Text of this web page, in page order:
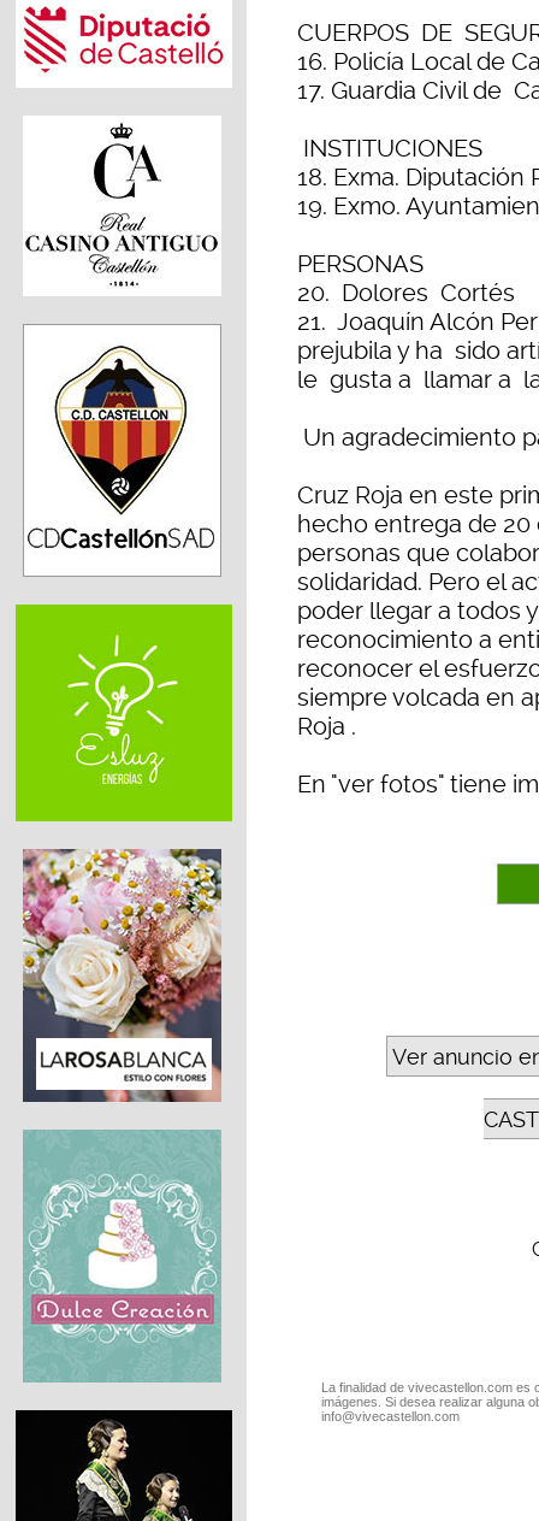
CUERPOS DE
16. Policía Local de
17. Guardia Civil de
INSTITUCIONES
18. Exma. Diputación
19. Exmo.
PERSONAS
20. Dolores Cortés
21. Joaquín Alcón
prejubila y ha sido
le gusta a llamar a
Un agradecimiento
Cruz Roja en este
hecho entrega de 20
personas que
solidaridad. Pero el
poder llegar a todos
reconocimiento a
reconocer el
siempre volcada en
Roja .
En "ver fotos" tiene
Ver anuncio
La finalidad de vivecastellon.com
imágenes. Si desea realizar alguna
info@vivecastellon.com